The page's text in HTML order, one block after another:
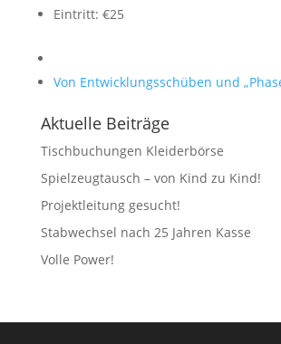
Eintritt: €25
Von Entwicklungsschüben und
Aktuelle Beiträge
Tischbuchungen Kleiderbörse
Spielzeugtausch – von Kind zu Kind!
Projektleitung gesucht!
Stabwechsel nach 25 Jahren Kasse
Volle Power!